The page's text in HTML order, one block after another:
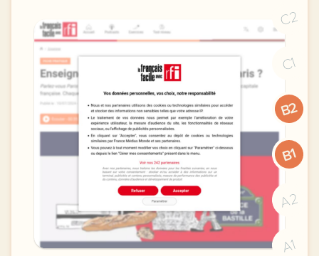
C2
C1
B2
B1
A2
A1